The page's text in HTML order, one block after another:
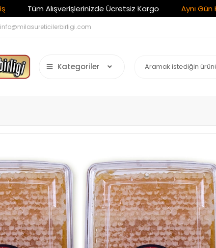
Tüm Alışverişlerinizde Ücretsiz Kargo Aynı Gün Kargo
info@milasureticilerbirligi.com
Kategoriler